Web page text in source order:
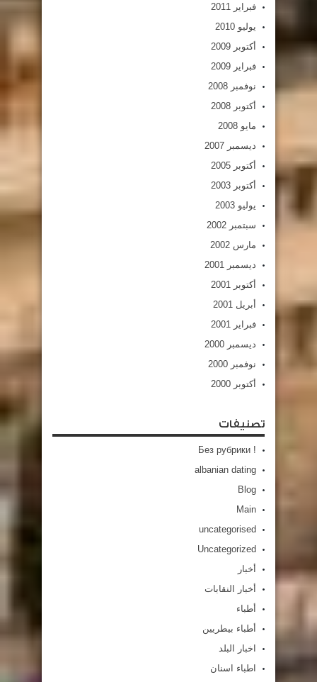
فبراير 2011
يوليو 2010
أكتوبر 2009
فبراير 2009
نوفمبر 2008
أكتوبر 2008
مايو 2008
ديسمبر 2007
أكتوبر 2005
أكتوبر 2003
يوليو 2003
سبتمبر 2002
مارس 2002
ديسمبر 2001
أكتوبر 2001
أبريل 2001
فبراير 2001
ديسمبر 2000
نوفمبر 2000
أكتوبر 2000
تصنيفات
! Без рубрики
albanian dating
Blog
Main
uncategorised
Uncategorized
أخبار
أخبار النقابات
أطباء
أطباء بيطريين
اخبار البلد
اطباء اسنان